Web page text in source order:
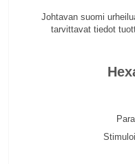
Johtavan suomi
tarvittavat tiedot